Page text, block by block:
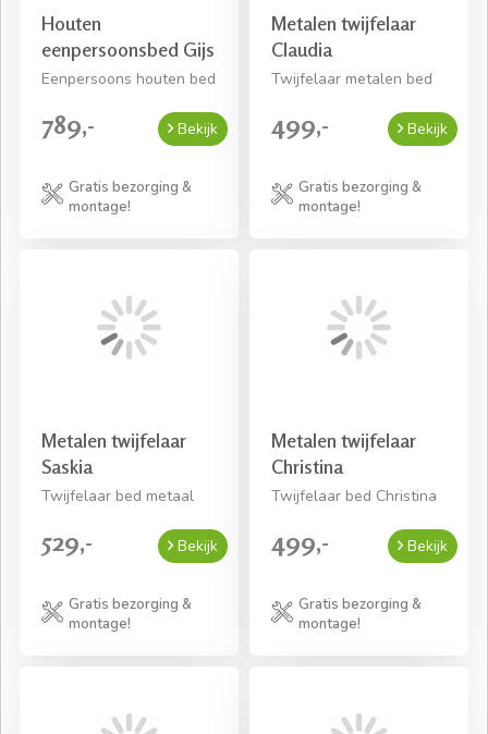
Houten
eenpersoonsbed Gijs
Eenpersoons houten bed
789,- Bekijk
Gratis bezorging &
montage!
Metalen twijfelaar
Claudia
Twijfelaar metalen bed
499,- Bekijk
Gratis bezorging &
montage!
Metalen twijfelaar
Saskia
Twijfelaar bed metaal
529,- Bekijk
Gratis bezorging &
montage!
Metalen twijfelaar
Christina
Twijfelaar bed Christina
499,- Bekijk
Gratis bezorging &
montage!